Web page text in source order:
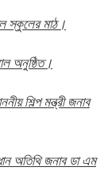
স্কুলের মাঠ।
অনুষ্ঠিত।
শিল্প মন্ত্রী জনাব
অতিথি জনাব ডা এম